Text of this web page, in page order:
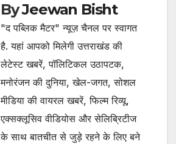
ByJeewan Bisht
"द पब्लिक मैटर" न्यूज़ चैनल पर स्वागत
है. यहां आपको मिलेगी उत्तराखंड की
लेटेस्ट खबरें, पॉलिटिकल उठापटक,
मनोरंजन की दुनिया, खेल-जगत, सोशल
मीडिया की वायरल खबरें, फिल्म रिव्यू,
एक्सक्लूसिव वीडियोस और सेलिब्रिटीज
के साथ बातचीत से जुड़े रहने के लिए बने